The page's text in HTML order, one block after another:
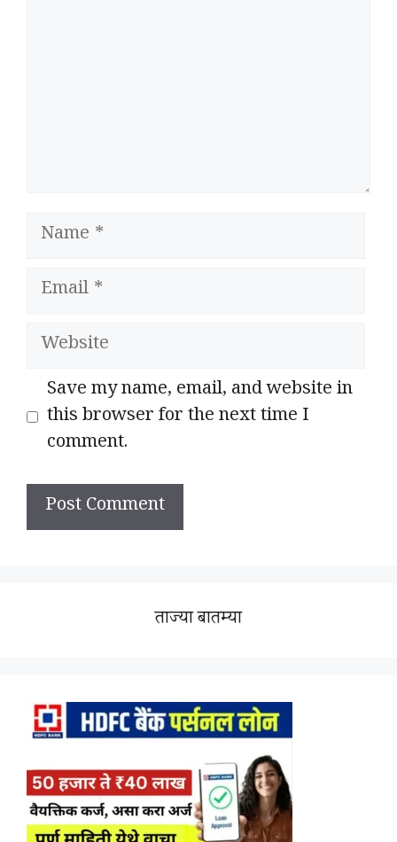
Name
Email
Website
Save my name, email, and website in
this browser for the next time I
comment.
ताज्या बातम्या